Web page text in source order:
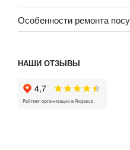
Особенности ремонта
НАШИ ОТЗЫВЫ